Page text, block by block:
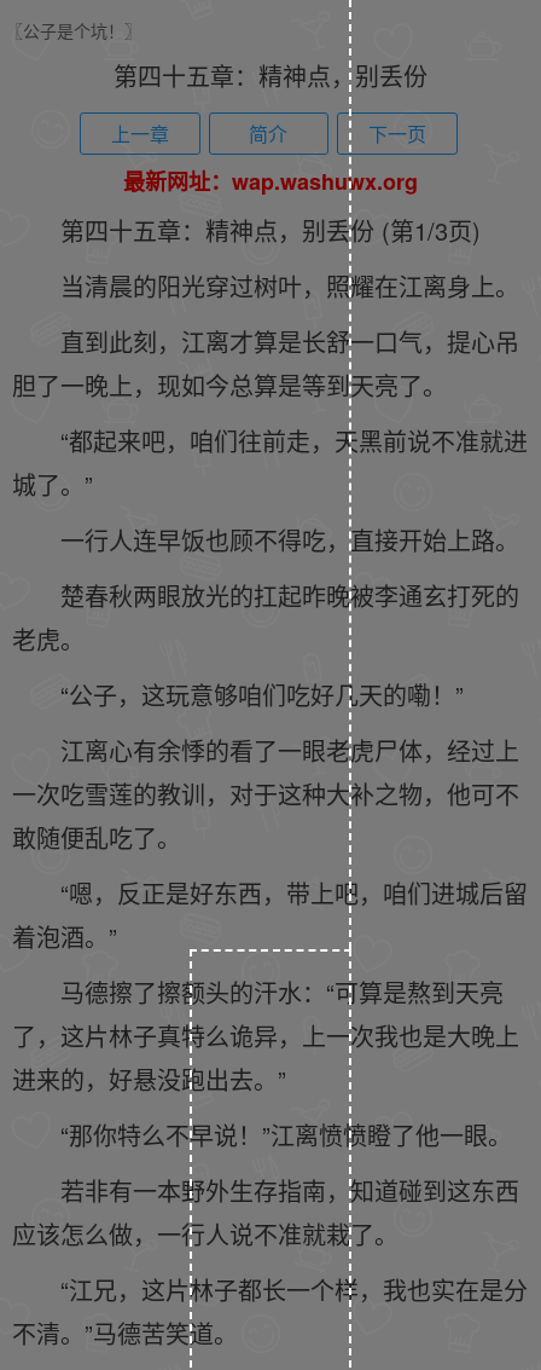
〖公子是个坑！〗
第四十五章：精神点，别丢份
上一章 简介 下一页
最新网址：wap.washuwx.org
第四十五章：精神点，别丢份 (第1/3页)
当清晨的阳光穿过树叶，照耀在江离身上。
直到此刻，江离才算是长舒一口气，提心吊
胆了一晚上，现如今总算是等到天亮了。
“都起来吧，咱们往前走，天黑前说不准就进
城了。”
一行人连早饭也顾不得吃，直接开始上路。
楚春秋两眼放光的扛起昨晚被李通玄打死的
老虎。
“公子，这玩意够咱们吃好几天的嘞！”
江离心有余悸的看了一眼老虎尸体，经过上
一次吃雪莲的教训，对于这种大补之物，他可不
敢随便乱吃了。
“嗯，反正是好东西，带上吧，咱们进城后留
着泡酒。”
马德擦了擦额头的汗水：“可算是熬到天亮
了，这片林子真特么诡异，上一次我也是大晚上
进来的，好悬没跑出去。”
“那你特么不早说！”江离愤愤瞪了他一眼。
若非有一本野外生存指南，知道碰到这东西
应该怎么做，一行人说不准就栽了。
“江兄，这片林子都长一个样，我也实在是分
不清。”马德苦笑道。